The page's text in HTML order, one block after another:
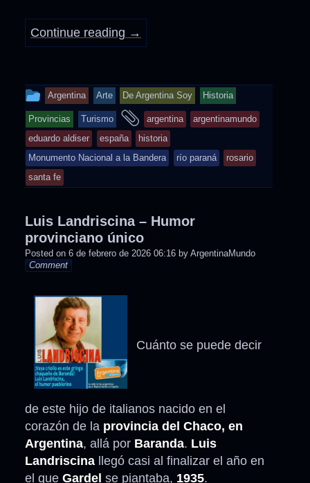
Continue reading →
This
entry
was
posted
in
Argentina Arte De Argentina Soy Historia
Provincias Turismo
and
tagged
argentina
argentinamundo
eduardo aldiser
españa
historia
Monumento Nacional a la Bandera
río paraná
rosario
santa fe
Luis Landriscina – Humor
provinciano único
Posted on 6 de febrero de 2026 06:16 by ArgentinaMundo
Comment
Cuánto se puede decir
de este hijo de italianos nacido en el
corazón de la provincia del Chaco, en
Argentina, allá por Baranda. Luis
Landriscina llegó casi al finalizar el año en
el que Gardel se piantaba, 1935.